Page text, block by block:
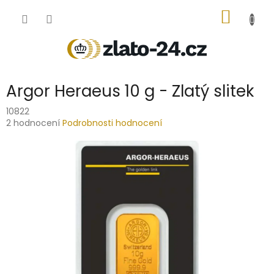
KOŠÍK
Argor Heraeus 10 g - Zlatý slitek
10822
Průměrné
2 hodnocení Podrobnosti hodnocení